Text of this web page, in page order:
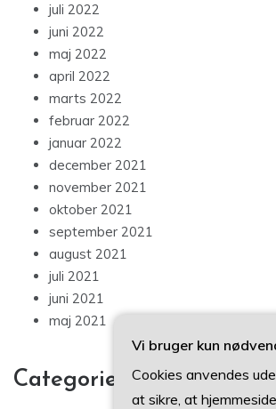
juli 2022
juni 2022
maj 2022
april 2022
marts 2022
februar 2022
januar 2022
december 2021
november 2021
oktober 2021
september 2021
august 2021
juli 2021
juni 2021
maj 2021
Categories
Vi bruger kun
Cookies anvendes
at sikre, at